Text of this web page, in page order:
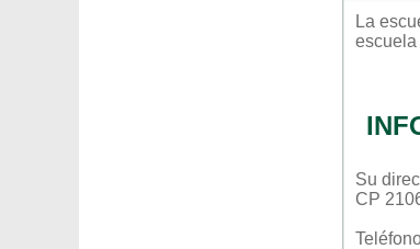
La
escuela
Su
CP